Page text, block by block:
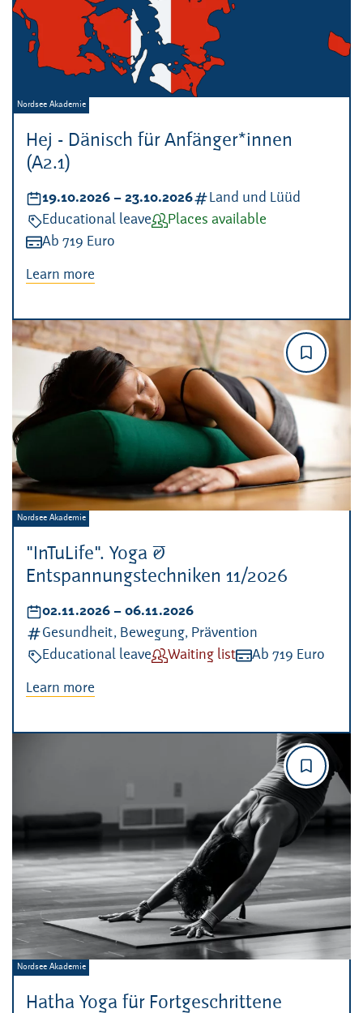
Hej - Dänisch für Anfänger*innen
(A2.1)
Veranstalter:
Nordsee Akademie
Datum:
19.10.2026 – bis
23.10.2026Kategorien:
Land und Lüüd
Veranstaltungsart:
Educational leaveVerfügbarkeit:
Places available
Kosten:
Ab 719 Euro
Learn more
"InTuLife". Yoga &
Entspannungstechniken 11/2026
Veranstalter:
Nordsee Akademie
Datum:
02.11.2026 – bis
06.11.2026
Kategorien:
Gesundheit, Bewegung, Prävention
Veranstaltungsart:
Educational leaveVerfügbarkeit:
Waiting listKosten:
Ab 719 Euro
Learn more
Hatha Yoga für Fortgeschrittene
Veranstalter:
Nordsee Akademie